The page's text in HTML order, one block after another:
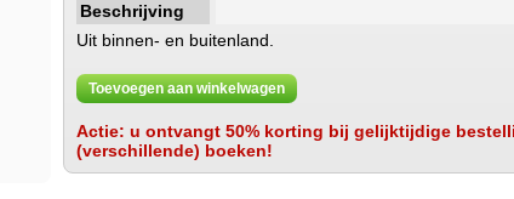
Beschrijving
Uit binnen- en buitenland.
Toevoegen aan winkelwagen
Actie: u ontvangt 50% korting bij gelijktijdige
(verschillende) boeken!